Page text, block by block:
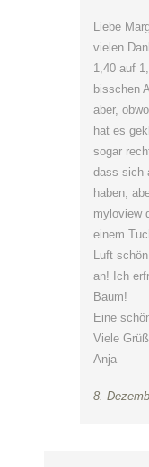
Liebe
vielen
1,40 auf
bisschen
aber,
hat es
sogar
dass sich
haben,
myloview
einem
Luft
an! Ich
Baum!
Eine
Viele
Anja
8.